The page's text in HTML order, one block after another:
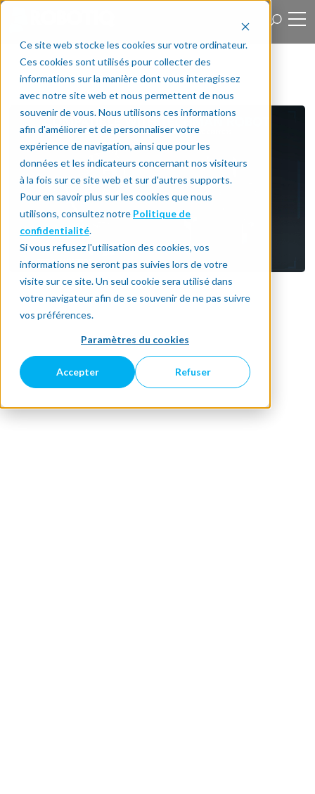
Ce site web stocke les cookies sur votre ordinateur.
Ces cookies sont utilisés pour collecter des
informations sur la manière dont vous interagissez
avec notre site web et nous permettent de nous
souvenir de vous. Nous utilisons ces informations
afin d'améliorer et de personnaliser votre
expérience de navigation, ainsi que pour les
données et les indicateurs concernant nos visiteurs
à la fois sur ce site web et sur d'autres supports.
Pour en savoir plus sur les cookies que nous
utilisons, consultez notre Politique de
confidentialité.
Si vous refusez l'utilisation des cookies, vos
informations ne seront pas suivies lors de votre
visite sur ce site. Un seul cookie sera utilisé dans
votre navigateur afin de se souvenir de ne pas suivre
vos préférences.
Paramètres du cookies
Accepter Refuser